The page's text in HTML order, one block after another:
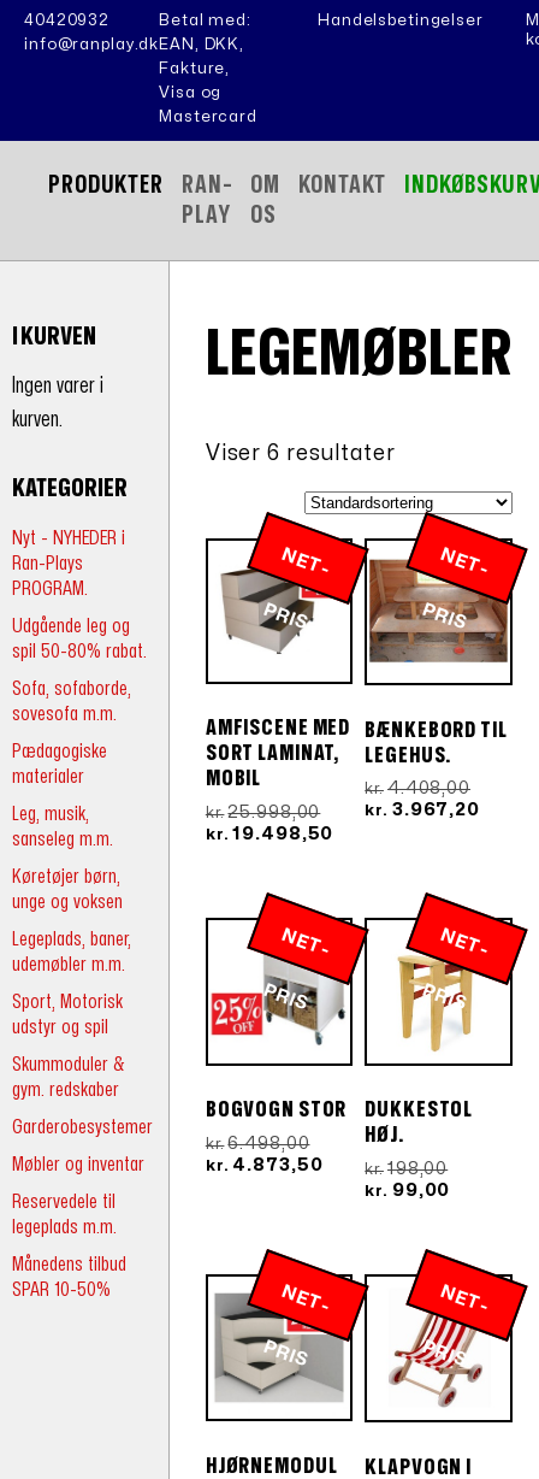
40420932
info@ranplay.dk
Betal med:
EAN, DKK,
Fakture,
Visa og
Mastercard
Handelsbetingelser
PRODUKTER
RAN-
PLAY
OM
OS
KONTAKT
I KURVEN
Ingen varer i
kurven.
KATEGORIER
Nyt - NYHEDER i
Ran-Plays
PROGRAM.
Udgående leg og
spil 50-80% rabat.
Sofa, sofaborde,
sovesofa m.m.
Pædagogiske
materialer
Leg, musik,
sanseleg m.m.
Køretøjer børn,
unge og voksen
Legeplads, baner,
udemøbler m.m.
Sport, Motorisk
udstyr og spil
Skummoduler &
gym. redskaber
Garderobesystemer
Møbler og inventar
Reservedele til
legeplads m.m.
Månedens tilbud
SPAR 10-50%
LEGEMØBLER
Viser 6 resultater
N
E
T
-
P
R
IS
AMFISCENE MED
SORT LAMINAT,
MOBIL
kr. 25.998,00Den
oprindelige
kr.25.998,00.
kr. 19.498,50
kr.19.498,50.
N
E
T
-
P
R
IS
BÆNKEBORD TIL
LEGEHUS.
kr. 4.408,00Den
kr. 3.967,20
N
E
T
-
P
R
IS
BOGVOGN STOR
kr. 6.498,00Den
oprindelige
kr. 4.873,50Den
aktuelle
kr.4.873,50.
N
E
T
-
P
R
IS
DUKKESTOL
HØJ.
kr. 198,00Den
kr.198,00.
kr. 99,00
er:
kr.99,00.
N
E
T
-
P
R
IS
HJØRNEMODUL
N
E
T
-
P
R
IS
KLAPVOGN I